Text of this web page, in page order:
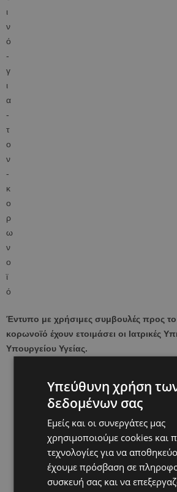
Έντυπο με χρήσιμες συμβουλές προς το
κορωνοϊό έχουν ετοιμάσει οι Ιατρικές
Υπουργείου Υγείας.
Υπεύθυνη χρήση
δεδομένων σας
Εμείς και οι συνεργάτες μας
χρησιμοποιούμε cookies και
τεχνολογίες για να
έχουμε πρόσβαση σε
συσκευή σας και να